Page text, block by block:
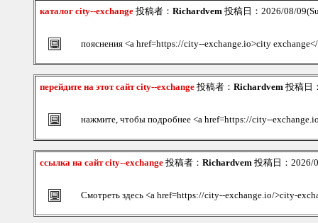
каталог city--exchange 投稿者： Richardvem 投稿日：2026/08/
пояснения <a href=https://city--exchange.io>city
перейдите на этот сайт city--exchange 投稿者： Richardvem 投稿日
нажмите, чтобы подробнее <a href=https://city--
ссылка на сайт city--exchange 投稿者： Richardvem 投稿日：2026/
Смотреть здесь <a href=https://city--exchange.io/>city-